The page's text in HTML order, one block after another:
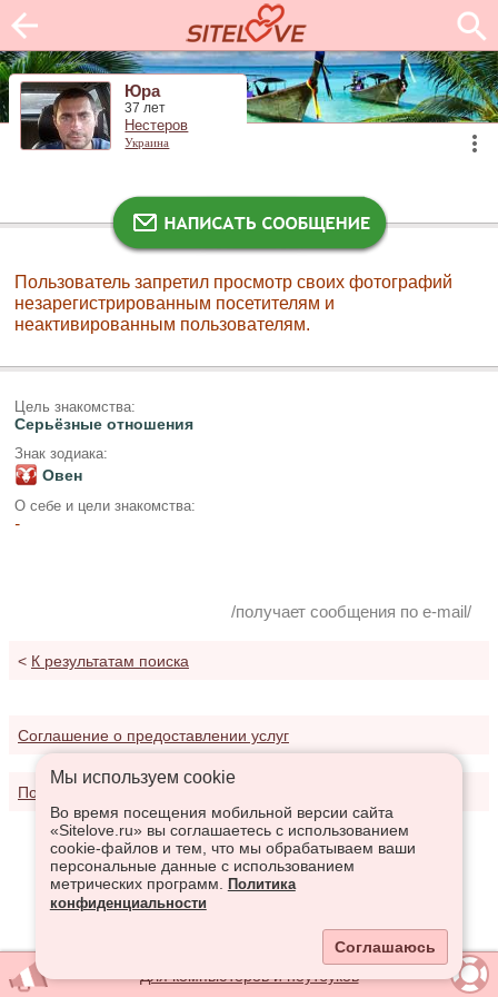
Юра
37 лет
Нестеров
Украина
Пользователь запретил просмотр своих фотографий
незарегистрированным посетителям и
неактивированным пользователям.
Цель знакомства:
Серьёзные отношения
Знак зодиака:
Овен
О себе и цели знакомства:
-
/получает сообщения по e-mail/
< К результатам поиска
Соглашение о предоставлении услуг
Политика конфиденциальности
Мы используем сookie
Во время посещения мобильной версии сайта
«Sitelove.ru» вы соглашаетесь с использованием
cookie-файлов и тем, что мы обрабатываем ваши
персональные данные с использованием
метрических программ.
Политика
конфиденциальности
Соглашаюсь
Для компьютеров и ноутбуков